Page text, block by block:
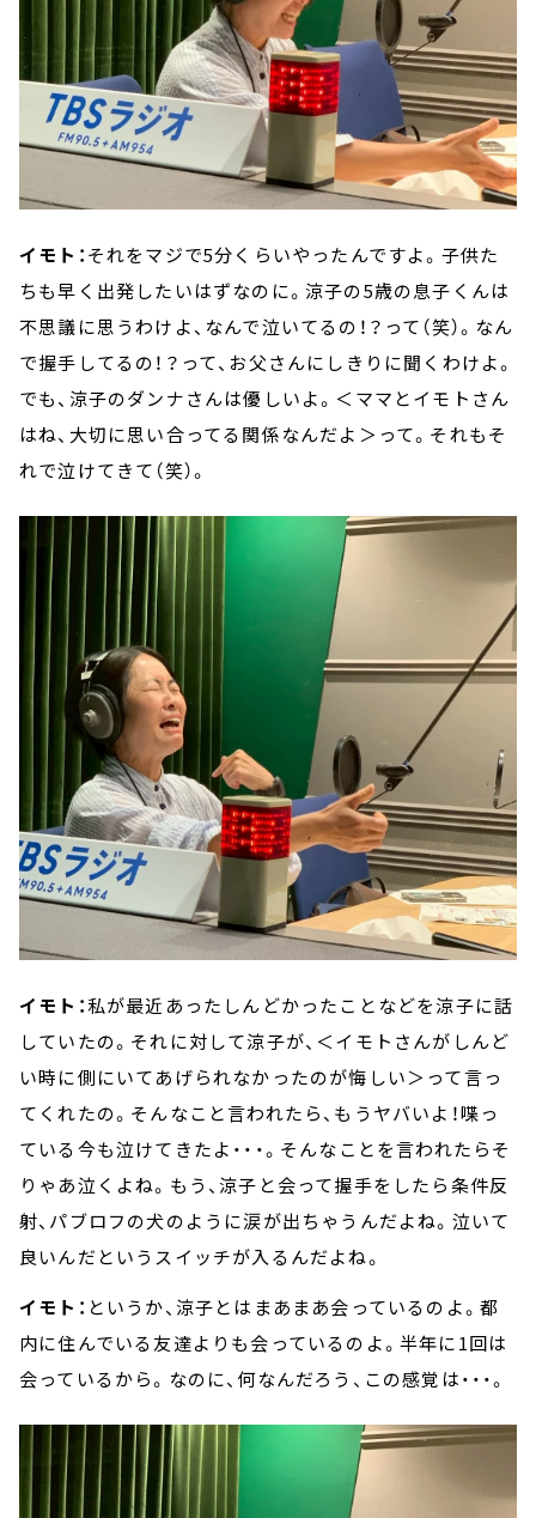
イモト：それをマジで5分くらいやったんですよ。子供た
ちも早く出発したいはずなのに。涼子の5歳の息子くんは
不思議に思うわけよ、なんで泣いてるの！？って（笑）。なん
で握手してるの！？って、お父さんにしきりに聞くわけよ。
でも、涼子のダンナさんは優しいよ。＜ママとイモトさん
はね、大切に思い合ってる関係なんだよ＞って。それもそ
れで泣けてきて（笑）。
イモト：私が最近あったしんどかったことなどを涼子に話
していたの。それに対して涼子が、＜イモトさんがしんど
い時に側にいてあげられなかったのが悔しい＞って言っ
てくれたの。そんなこと言われたら、もうヤバいよ！喋っ
ている今も泣けてきたよ・・・。そんなことを言われたらそ
りゃあ泣くよね。もう、涼子と会って握手をしたら条件反
射、パブロフの犬のように涙が出ちゃうんだよね。泣いて
良いんだというスイッチが入るんだよね。
イモト： というか、涼子とはまあまあ会っているのよ。都
内に住んでいる友達よりも会っているのよ。半年に1回は
会っているから。なのに、何なんだろう、この感覚は・・・。